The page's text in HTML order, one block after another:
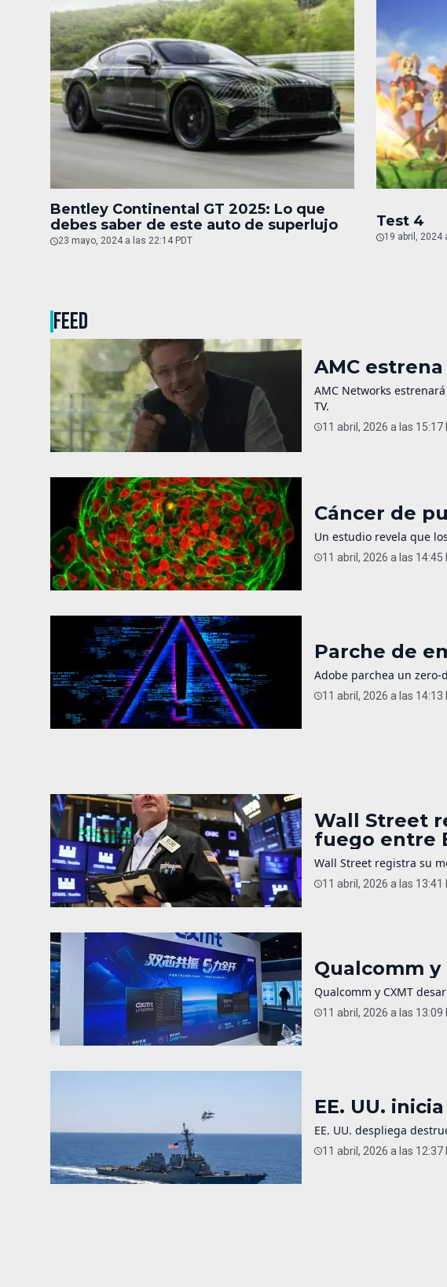
Bentley Continental GT 2025: Lo que
debes saber de este auto de superlujo
23 mayo, 2024 a las 22:14 PDT
Test 4
19 abril, 2024
FEED
AMC
AMC Networks
TV.
11 abril, 2026 a las 15:17
Cáncer de
Un estudio revela que
11 abril, 2026 a las 14:45
Parche de
Adobe parchea un zero-
11 abril, 2026 a las 14:13
Wall Street
fuego entre
Wall Street registra su
11 abril, 2026 a las 13:41
Qualcomm y
Qualcomm y CXMT
11 abril, 2026 a las 13:09
EE. UU.
EE. UU. despliega
11 abril, 2026 a las 12:37